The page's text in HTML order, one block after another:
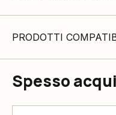
PRODOTTI
Spesso